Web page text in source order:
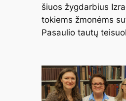
šiuos žygdarbius
tokiems žmonėms
Pasaulio tautų